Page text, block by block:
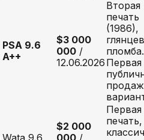
PSA 9.6
A++
$3 000
000 /
12.06.2026
Вторая
печать
(1986),
пломба.
Первая
Wata 9.6
$2 000
000 /
Первая
печать,